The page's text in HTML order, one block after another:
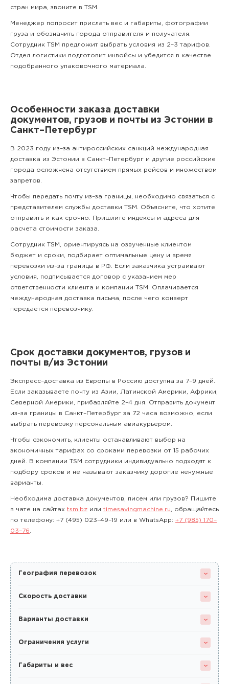
стран мира, звоните в TSM.
Менеджер попросит прислать вес и габариты, фотографии
груза и обозначить города отправителя и получателя.
Сотрудник TSM предложит выбрать условия из 2–3 тарифов.
Отдел логистики подготовит инвойсы и убедится в качестве
подобранного упаковочного материала.
Особенности заказа доставки
документов, грузов и почты из Эстонии в
Санкт–Петербург
В 2023 году из–за антироссийских санкций международная
доставка из Эстонии в Санкт–Петербург и другие российские
города осложнена отсутствием прямых рейсов и множеством
запретов.
Чтобы передать почту из–за границы, необходимо связаться с
представителем службы доставки TSM. Объясните, что хотите
отправить и как срочно. Пришлите индексы и адреса для
расчета стоимости заказа.
Сотрудник TSM, ориентируясь на озвученные клиентом
бюджет и сроки, подбирает оптимальные цену и время
перевозки из–за границы в РФ. Если заказчика устраивают
условия, подписывается договор с указанием мер
ответственности клиента и компании TSM. Оплачивается
международная доставка письма, после чего конверт
передается перевозчику.
Срок доставки документов, грузов и
почты в/из Эстонии
Экспресс–доставка из Европы в Россию доступна за 7–9 дней.
Если заказываете почту из Азии, Латинской Америки, Африки,
Северной Америки, прибавляйте 2–4 дня. Отправить документ
из–за границы в Санкт–Петербург за 72 часа возможно, если
выбрать перевозку персональным авиакурьером.
Чтобы сэкономить, клиенты останавливают выбор на
экономичных тарифах со сроками перевозки от 15 рабочих
дней. В компании TSM сотрудники индивидуально подходят к
подбору сроков и не называют заказчику дорогие ненужные
варианты.
Необходима доставка документов, писем или грузов? Пишите
в чате на сайтах tsm.bz или timesavingmachine.ru , обращайтесь
по телефону: +7 (495) 023–49–19 или в WhatsApp: +7 (985) 170–
03–76
География перевозок
Скорость доставки
Варианты доставки
Ограничения услуги
Габариты и вес